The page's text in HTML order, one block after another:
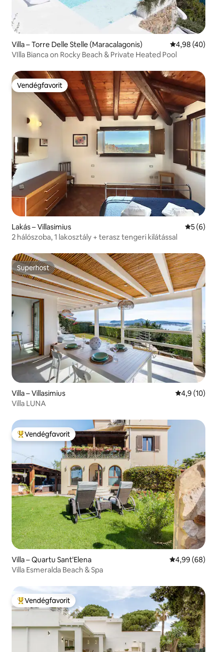
Villa – Torre Delle Stelle (Maracalagonis) Átlagos
4,98 (40)
VIlla Bianca on Rocky Beach & Private Heated Pool
Vendégfavorit
Vendégfavorit
Lakás – Villasimius Átlagos
5 (6)
2 hálószoba, 1 lakosztály + terasz tengeri kilátással
Superhost
Superhost
Villa – Villasimius Átlagos
4,9 (10)
Villa LUNA
Kiemelt vendégfavorit
Vendégfavorit
Villa – Quartu Sant'Elena Átlagos
4,99 (68)
Villa Esmeralda Beach & Spa
Kiemelt vendégfavorit
Vendégfavorit